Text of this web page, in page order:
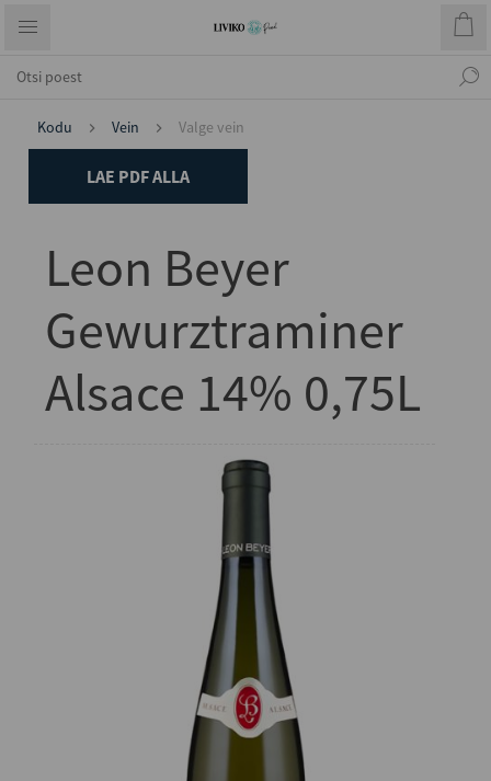
Kodu Vein Valge vein
LAE PDF ALLA
Leon Beyer
Gewurztraminer
Alsace 14% 0,75L